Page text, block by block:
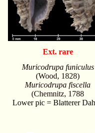
Ext. rare
Muricodrupa funiculus
(Wood, 1828)
Muricodrupa fiscella
(Chemnitz, 1788
Lower pic = Blatterer